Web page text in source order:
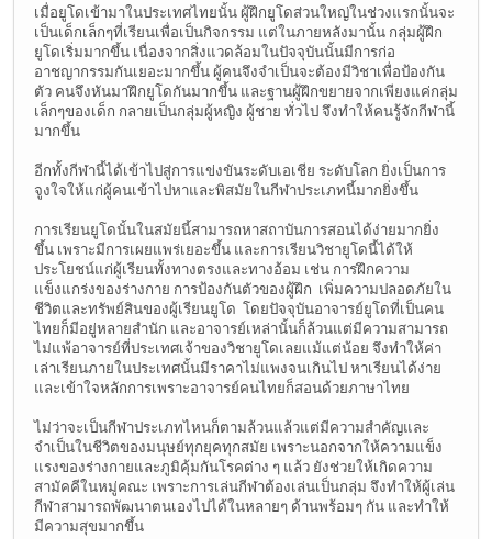
เมื่อยูโดเข้ามาในประเทศไทยนั้น ผู้ฝึกยูโดส่วนใหญ่ในช่วงแรกนั้นจะ
เป็นเด็กเล็กๆที่เรียนเพื่อเป็นกิจกรรม แต่ในภายหลังมานั้น กลุ่มผู้ฝึก
ยูโดเริ่มมากขึ้น เนื่องจากสิ่งแวดล้อมในปัจจุบันนั้นมีการก่อ
อาชญากรรมกันเยอะมากขึ้น ผู้คนจึงจำเป็นจะต้องมีวิชาเพื่อป้องกัน
ตัว คนจึงหันมาฝึกยูโดกันมากขึ้น และฐานผู้ฝึกขยายจากเพียงแค่กลุ่ม
เล็กๆของเด็ก กลายเป็นกลุ่มผู้หญิง ผู้ชาย ทั่วไป จึงทำให้คนรู้จักกีฬานี้
มากขึ้น
อีกทั้งกีฬานี้ได้เข้าไปสู่การแข่งขันระดับเอเชีย ระดับโลก ยิ่งเป็นการ
จูงใจให้แก่ผู้คนเข้าไปหาและพิสมัยในกีฬาประเภทนี้มากยิ่งขึ้น
การเรียนยูโดนั้นในสมัยนี้สามารถหาสถาบันการสอนได้ง่ายมากยิ่ง
ขึ้น เพราะมีการเผยแพร่เยอะขึ้น และการเรียนวิชายูโดนี้ได้ให้
ประโยชน์แก่ผู้เรียนทั้งทางตรงและทางอ้อม เช่น การฝึกความ
แข็งแกร่งของร่างกาย การป้องกันตัวของผู้ฝึก เพิ่มความปลอดภัยใน
ชีวิตและทรัพย์สินของผู้เรียนยูโด โดยปัจจุบันอาจารย์ยูโดที่เป็นคน
ไทยก็มีอยู่หลายสำนัก และอาจารย์เหล่านั้นก็ล้วนแต่มีความสามารถ
ไม่แพ้อาจารย์ที่ประเทศเจ้าของวิชายูโดเลยแม้แต่น้อย จึงทำให้ค่า
เล่าเรียนภายในประเทศนั้นมีราคาไม่แพงจนเกินไป หาเรียนได้ง่าย
และเข้าใจหลักการเพราะอาจารย์คนไทยก็สอนด้วยภาษาไทย
ไม่ว่าจะเป็นกีฬาประเภทไหนก็ตามล้วนแล้วแต่มีความสำคัญและ
จำเป็นในชีวิตของมนุษย์ทุกยุคทุกสมัย เพราะนอกจากให้ความแข็ง
แรงของร่างกายและภูมิคุ้มกันโรคต่าง ๆ แล้ว ยังช่วยให้เกิดความ
สามัคคีในหมู่คณะ เพราะการเล่นกีฬาต้องเล่นเป็นกลุ่ม จึงทำให้ผู้เล่น
กีฬาสามารถพัฒนาตนเองไปได้ในหลายๆ ด้านพร้อมๆ กัน และทำให้
มีความสุขมากขึ้น